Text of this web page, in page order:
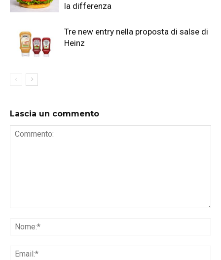
la differenza
Tre new entry nella proposta di salse di
Heinz
Lascia un commento